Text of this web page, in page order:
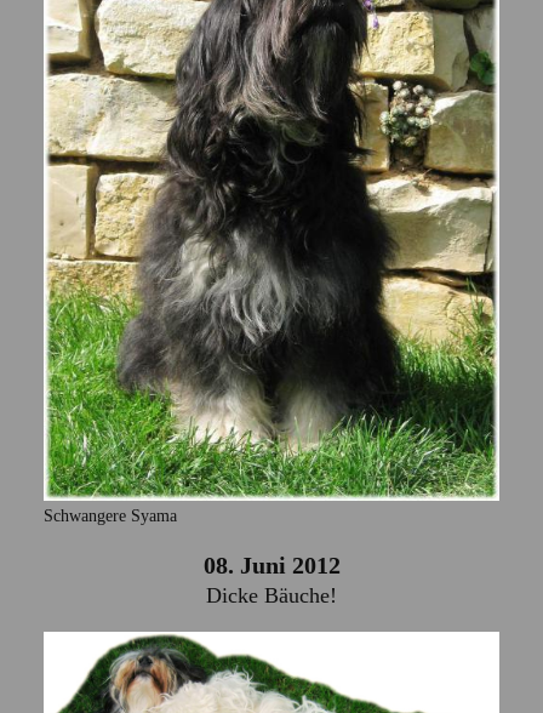
Schwangere Syama
08. Juni 2012
Dicke Bäuche!